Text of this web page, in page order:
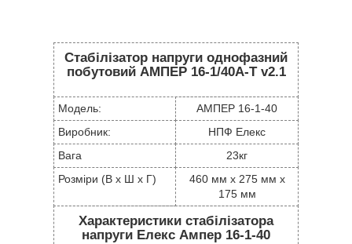
Стабілізатор напруги однофазний
побутовий АМПЕР 16-1/40A-Т v2.1
Модель:
АМПЕР 16-1-40
Виробник:
НПФ Елекс
Вага
23кг
Розміри (В х Ш х Г)
460 мм x 275 мм x
175 мм
Характеристики стабілізатора
напруги Елекс Ампер 16-1-40